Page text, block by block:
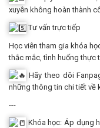
xuyên không hoàn thành
Tư vấn trực tiếp
Học viên tham gia khóa
thắc mắc, tình huống thực
Hãy theo dõi
những thông tin chi tiết về
---
Khóa học: Áp dụng